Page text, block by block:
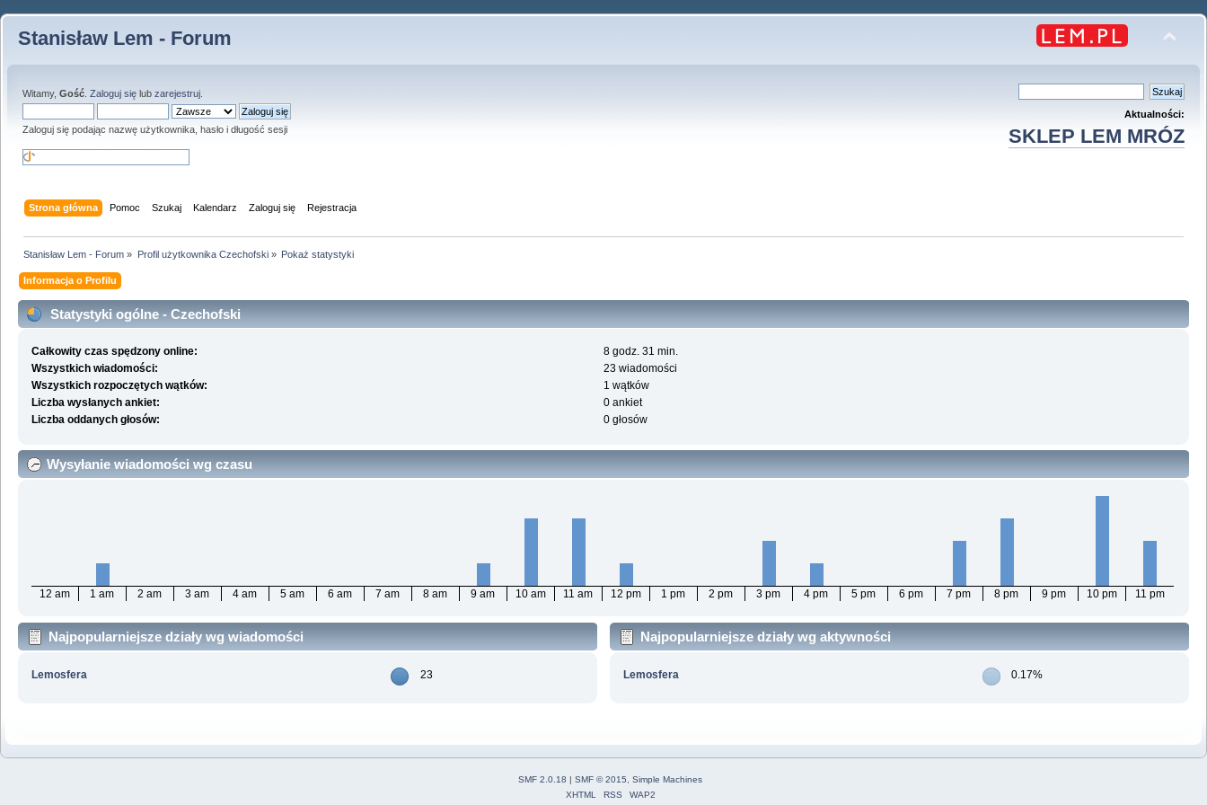
Stanisław Lem - Forum
Witamy, Gość Zaloguj się lub zarejestruj
Zaloguj się podając nazwę użytkownika, hasło i długość sesji
Aktualności:
SKLEP LEM MRÓZ
Strona główna Pomoc Szukaj Kalendarz Zaloguj się Rejestracja
Stanisław Lem - Forum » Profil użytkownika Czechofski» Pokaż statystyki
Informacja o Profilu
Statystyki ogólne - Czechofski
Całkowity czas spędzony online:
8 godz. 31 min.
Wszystkich wiadomości:
23 wiadomości
Wszystkich rozpoczętych wątków:
1 wątków
Liczba wysłanych ankiet:
0 ankiet
Liczba oddanych głosów:
0 głosów
Wysyłanie wiadomości wg czasu
12 am 1 am 2 am 3 am 4 am 5 am 6 am 7 am 8 am 9 am 10 am 11 am 12 pm 1 pm 2 pm 3 pm 4 pm 5 pm 6 pm 7 pm 8 pm 9 pm 10 pm 11 pm
Najpopularniejsze działy wg wiadomości
Lemosfera 23
Najpopularniejsze działy wg aktywności
Lemosfera 0.17%
SMF 2.0.18 | SMF © 2015, Simple Machines
XHTML
RSS WAP2